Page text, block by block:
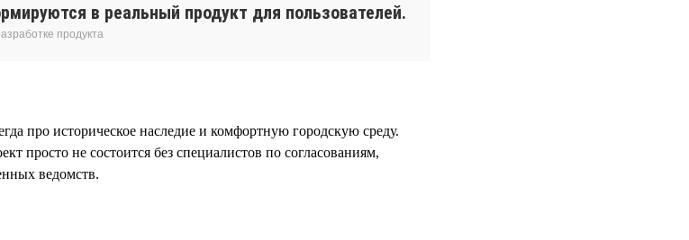
в реальный продукт для пользователей.
продукта
про историческое наследие и комфортную городскую среду.
просто не состоится без специалистов по согласованиям,
ведомств.